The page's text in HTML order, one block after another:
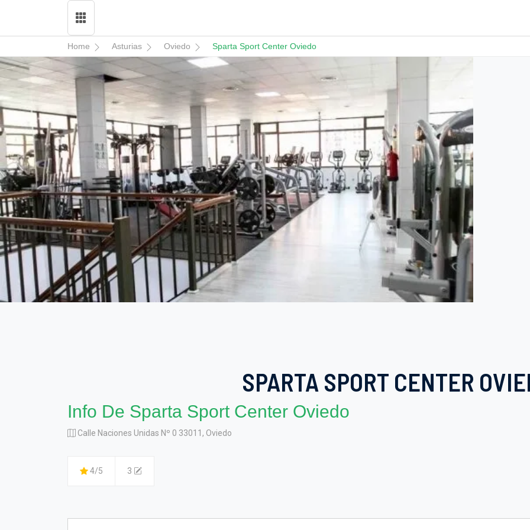
Home Asturias Oviedo Sparta Sport Center Oviedo
SPARTA SPORT CENTER
Info De Sparta Sport Center Oviedo
Calle Naciones Unidas Nº 0 33011, Oviedo
4/5 3